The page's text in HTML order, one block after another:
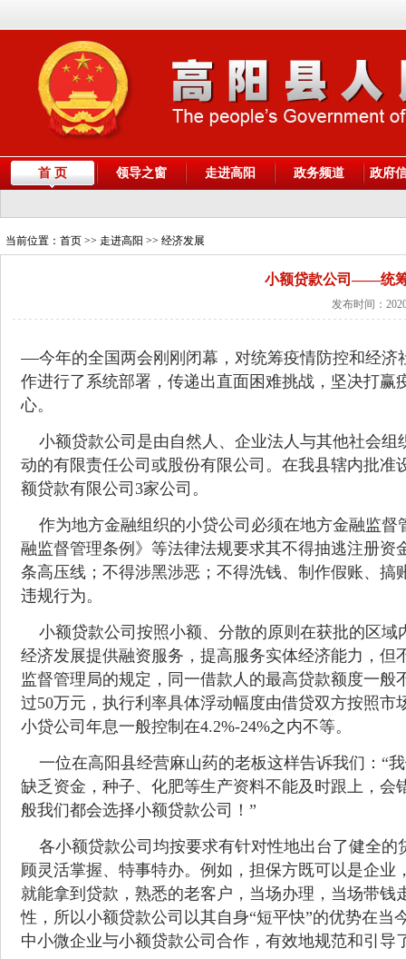
首 页 领导之窗 走进高阳 政务频道 政府
当前位置： 首页 >> 走进高阳 >> 经济发展
小额贷款公司——统
发布时间：
今年的全国两会刚刚闭幕，对统筹疫情防控和经
作进行了系统部署，传递出直面困难挑战，坚决打
心。
小额贷款公司是由自然人、企业法人与其他社会组
动的有限责任公司或股份有限公司。在我县辖内批
额贷款有限公司3家公司。
作为地方金融组织的小贷公司必须在地方金融监督
融监督管理条例》等法律法规要求其不得抽逃注册
条高压线；不得涉黑涉恶；不得洗钱、制作假账、
违规行为。
小额贷款公司按照小额、分散的原则在获批的区域
经济发展提供融资服务，提高服务实体经济能力，
监督管理局的规定，同一借款人的最高贷款额度一
过50万元，执行利率具体浮动幅度由借贷双方按照
小贷公司年息一般控制在4.2%-24%之内不等。
一位在高阳县经营麻山药的老板这样告诉我们：“
缺乏资金，种子、化肥等生产资料不能及时跟上，
般我们都会选择小额贷款公司！”
各小额贷款公司均按要求有针对性地出台了健全的
顾灵活掌握、特事特办。例如，担保方既可以是企
就能拿到贷款，熟悉的老客户，当场办理，当场带
性，所以小额贷款公司以其自身“短平快”的优势在
中小微企业与小额贷款公司合作，有效地规范和引